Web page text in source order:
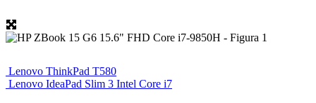
Lenovo ThinkPad T580
Lenovo IdeaPad Slim 3 Intel Core i7